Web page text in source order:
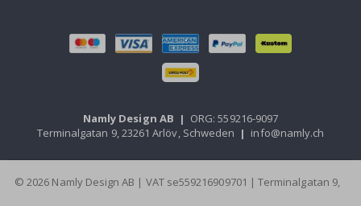
Namly Design AB | ORG: 559216-9097
Terminalgatan 9, 23261 Arlöv, Schweden | info@namly.ch
© 2026 Namly Design AB | VAT se559216909701 | Terminalgatan 9,